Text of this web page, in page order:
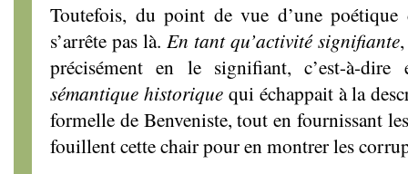
Toutefois, du point de vue d’une
s’arrête pas là. En tant qu’activité signifiante
précisément en le signifiant, c’est-à-
sémantique historiquequi échappait à la
formelle de Benveniste, tout en fournissant
fouillent cette chair pour en montrer les